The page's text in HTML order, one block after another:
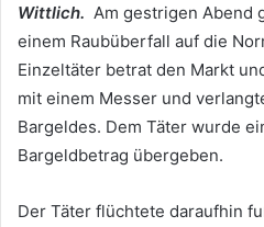
Wittlich. Am gestrigen Abend
einem Raubüberfall auf die
Einzeltäter betrat den Markt
mit einem Messer und
Bargeldes. Dem Täter wurde
Bargeldbetrag übergeben.
Der Täter flüchtete daraufhin